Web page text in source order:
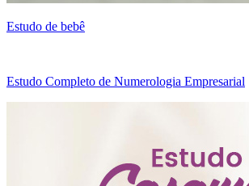
Estudo de bebê
Estudo Completo de Numerologia Empresarial